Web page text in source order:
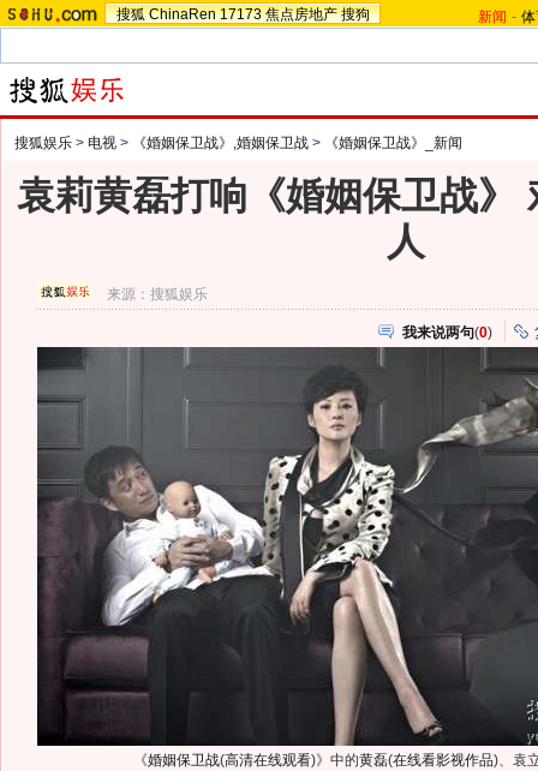
搜狐 ChinaRen 17173 焦点房地产 搜狗 新闻 -
搜狐娱乐 > 电视 > 《婚姻保卫战》,婚姻保卫战 > 《婚姻保卫战》_新闻
袁莉黄磊打响《婚姻保卫战》
人
来源：搜狐娱乐
我来说两句(0)
《婚姻保卫战(高清在线观看)》中的黄磊(在线看影视作品)、袁